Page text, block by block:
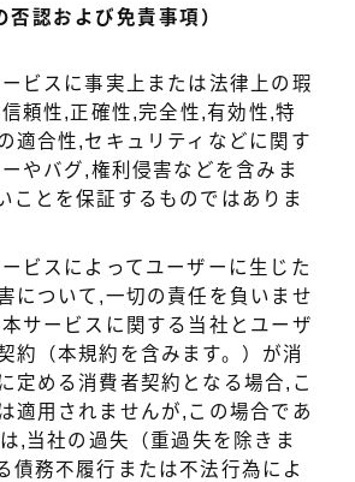
認および免責事項）
ビスに事実上または法律上の瑕
頼性,正確性,完全性,有効性,特
適合性,セキュリティなどに関す
やバグ,権利侵害などを含みま
ことを保証するものではありま
ビスによってユーザーに生じた
について,一切の責任を負いませ
サービスに関する当社とユーザ
約（本規約を含みます。）が消
定める消費者契約となる場合,こ
適用されませんが,この場合であ
,当社の過失（重過失を除きま
債務不履行または不法行為によ